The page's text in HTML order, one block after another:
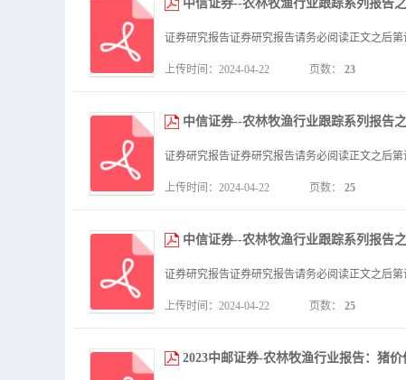
中信证券--农林牧渔行业跟踪系列报告
上传时间：2024-04-22 页数： 23
中信证券--农林牧渔行业跟踪系列报告
上传时间：2024-04-22 页数： 25
中信证券--农林牧渔行业跟踪系列报告
上传时间：2024-04-22 页数： 25
2023中邮证券-农林牧渔行业报告：猪